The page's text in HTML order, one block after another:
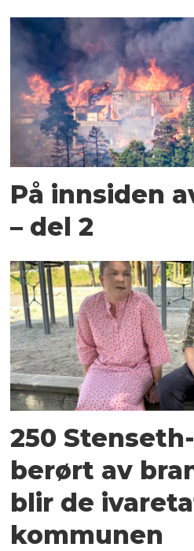
På innsiden
– del 2
250
berørt av
blir de
kommunen